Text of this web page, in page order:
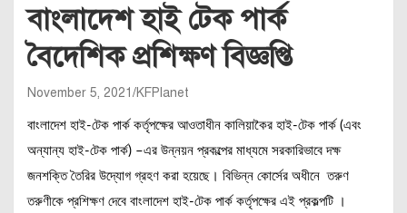
বাংলাদেশ হাই টেক পার্ক
বৈদেশিক প্রশিক্ষণ বিজ্ঞপ্তি
November 5, 2021 KFPlanet
বাংলাদেশ হাই-টেক পার্ক কর্তৃপক্ষের আওতাধীন কালিয়াকৈর হাই-টেক পার্ক (এবং
অন্যান্য হাই-টেক পার্ক) –এর উন্নয়ন প্রকল্পের মাধ্যমে সরকারিভাবে দক্ষ
জনশক্তি তৈরির উদ্যোগ গ্রহণ করা হয়েছে। বিভিন্ন কোর্সের অধীনে তরুণ
তরুণীকে প্রশিক্ষণ দেবে বাংলাদেশ হাই-টেক পার্ক কর্তৃপক্ষের এই প্রকল্পটি ।